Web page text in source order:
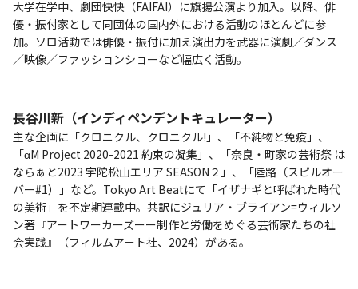
大学在学中、劇団快快（FAIFAI）に旗揚公演より加入。以降、俳
優・振付家として同団体の国内外における活動のほとんどに参
加。ソロ活動では俳優・振付に加え演出力を武器に演劇／ダンス
／映像／ファッションショーなど幅広く活動。
長谷川新（インディペンデントキュレーター）
主な企画に「クロニクル、クロニクル!」、「不純物と免疫」、
「αM Project 2020-2021 約束の凝集」、「奈良・町家の芸術祭 は
ならぁと2023 宇陀松山エリア SEASON２」、「陸路（スピルオー
バー#1）」など。Tokyo Art Beatにて「イザナギと呼ばれた時代
の美術」を不定期連載中。共訳にジュリア・ブライアン=ウィルソ
ン著『アートワーカーズーー制作と労働をめぐる芸術家たちの社
会実践』（フィルムアート社、2024）がある。